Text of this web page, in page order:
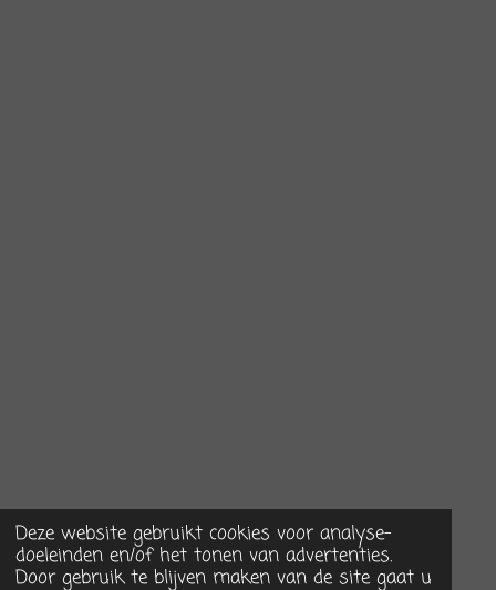
Deze website gebruikt cookies voor analyse-
doeleinden en/of het tonen van advertenties.
Door gebruik te blijven maken van de site gaat u